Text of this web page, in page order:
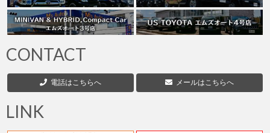
CONTACT
電話はこちらへ メールはこちらへ
LINK